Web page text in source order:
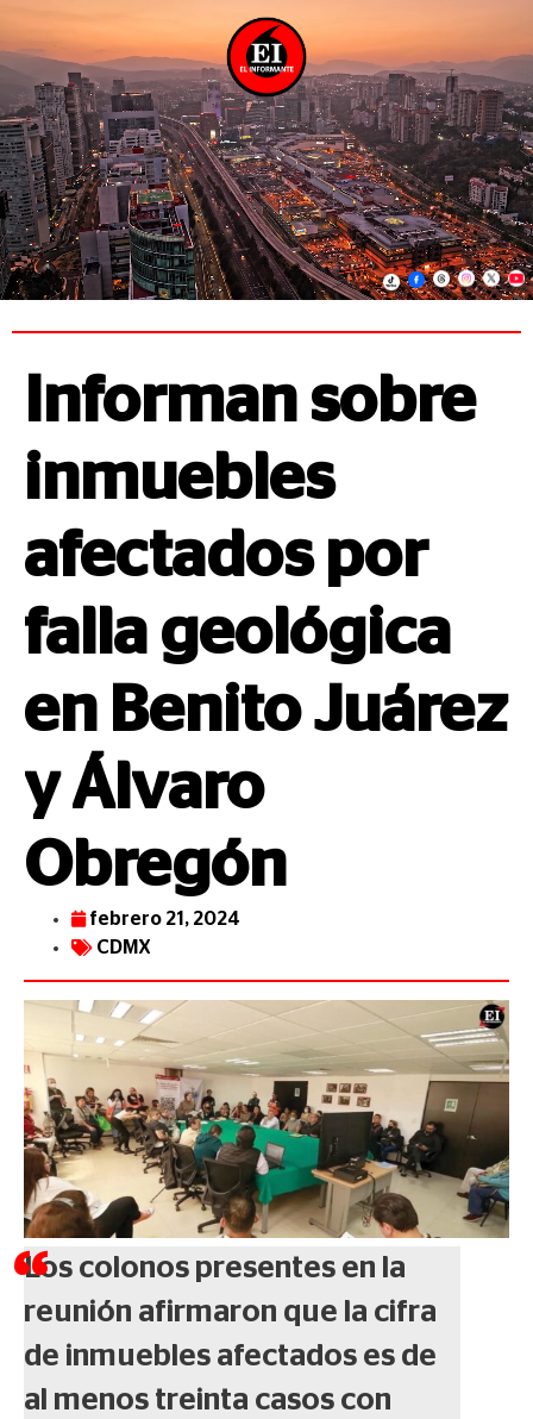
Informan sobre
inmuebles
afectados por
falla geológica
en Benito Juárez
y Álvaro
Obregón
febrero 21, 2024
CDMX
Los colonos presentes en la
reunión afirmaron que la cifra
de inmuebles afectados es de
al menos treinta casos con